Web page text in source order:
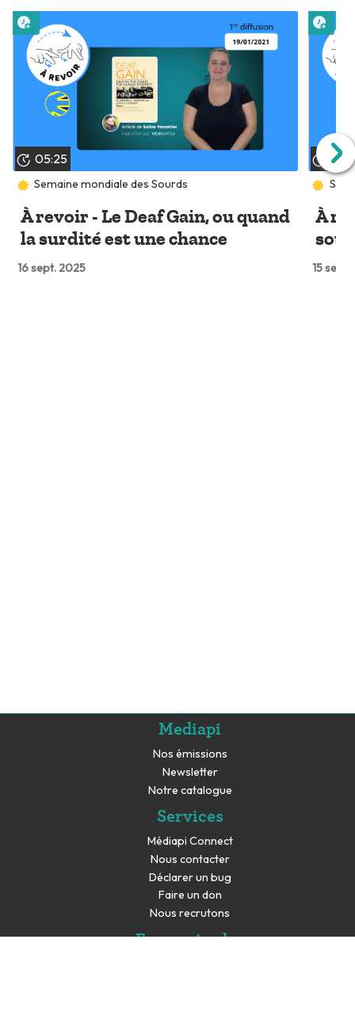
05:25
Semaine mondiale des Sourds
À revoir - Le Deaf Gain, ou quand
la surdité est une chance
16 sept. 2025
À
15 sept.
Mediapi
Nos émissions
Newsletter
Notre catalogue
Services
Médiapi Connect
Nous contacter
Déclarer un bug
Faire un don
Nous recrutons
En savoir plus